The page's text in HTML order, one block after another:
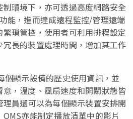
環境下，亦可透過高度網路安全
能，進而達成遠程監控/管理遠端
瑣管控，使用者可利用排程設定
長的裝置處理時間，增加其工作
個顯示設備的歷史使用資訊，並
，溫度、風扇速度和開關狀態皆
員還可以為每個顯示裝置安排開
亦能制定播放清單中的影片